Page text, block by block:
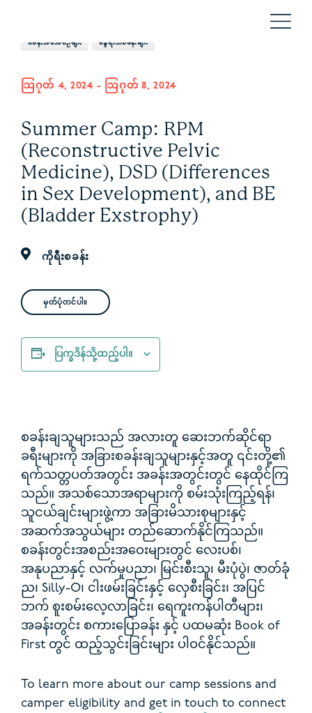
စခန်းအစီအစဉ်များ နွေရာသီစခန်းများ
ဩဂုတ် 4, 2024 - ဩဂုတ် 8, 2024
Summer Camp: RPM
(Reconstructive Pelvic
Medicine), DSD (Differences
in Sex Development), and BE
(Bladder Exstrophy)
ကိုရီးစခန်း
မှတ်ပုံတင်ပါ။
ပြက္ခဒိန်သို့ထည့်ပါ။
စခန်းချသူများသည် အလားတူ ဆေးဘက်ဆိုင်ရာ
ခရီးများကို အခြားစခန်းချသူများနှင့်အတူ ၎င်းတို့၏
ရက်သတ္တပတ်အတွင်း အခန်းအတွင်းတွင် နေထိုင်ကြ
သည်။ အသစ်သောအရာများကို စမ်းသုံးကြည့်ရန်၊
သူငယ်ချင်းများဖွဲ့ကာ အခြားမိသားစုများနှင့်
အဆက်အသွယ်များ တည်ဆောက်နိုင်ကြသည်။
စခန်းတွင်းအစည်းအဝေးများတွင် လေးပစ်၊
အနုပညာနှင့် လက်မှုပညာ၊ မြင်းစီးသူ၊ မီးပုံပွဲ၊ ဇာတ်ခုံ
ည၊ Silly-O၊ ငါးဖမ်းခြင်းနှင့် လှေစီးခြင်း၊ အပြင်
ဘက် စူးစမ်းလေ့လာခြင်း၊ ရေကူးကန်ပါတီများ၊
အခန်းတွင်း စကားပြောခန်း နှင့် ပထမဆုံး Book of
First တွင် ထည့်သွင်းခြင်းများ ပါဝင်နိုင်သည်။
To learn more about our camp sessions and
camper eligibility and get in touch to connect